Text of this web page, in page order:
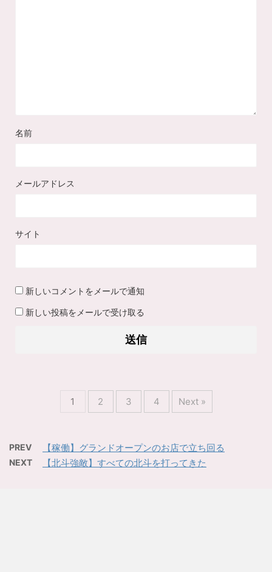
名前
メールアドレス
サイト
新しいコメントをメールで通知
新しい投稿をメールで受け取る
1 2 3 4 Next »
PREV 【稼働】グランドオープンのお店で立ち回る
NEXT 【北斗強敵】すべての北斗を打ってきた